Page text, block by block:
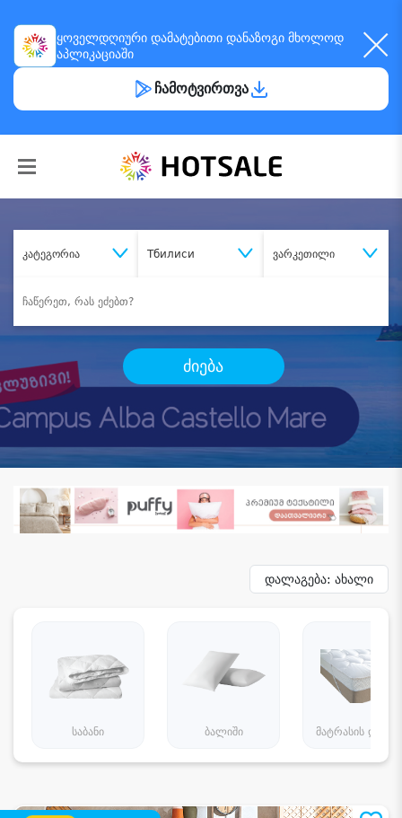
ყოველდღიური დამატებითი დანაზოგი მხოლოდ
აპლიკაციაში
ჩამოტვირთვა
კატეგორია Тбилиси ვარკეთილი
ძიება
დალაგება: ახალი
საბანი ბალიში მატრასის